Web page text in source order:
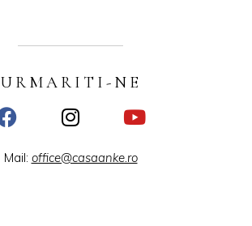
URMARITI-NE
Mail: office@casaanke.ro